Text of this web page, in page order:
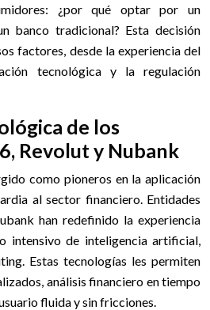
¿por qué optar por un
banco tradicional? Esta decisión
factores, desde la experiencia del
tecnológica y la regulación
de los
Revolut y Nubank
como pioneros en la aplicación
al sector financiero. Entidades
han redefinido la experiencia
intensivo de inteligencia artificial,
Estas tecnologías les permiten
análisis financiero en tiempo
fluida y sin fricciones.